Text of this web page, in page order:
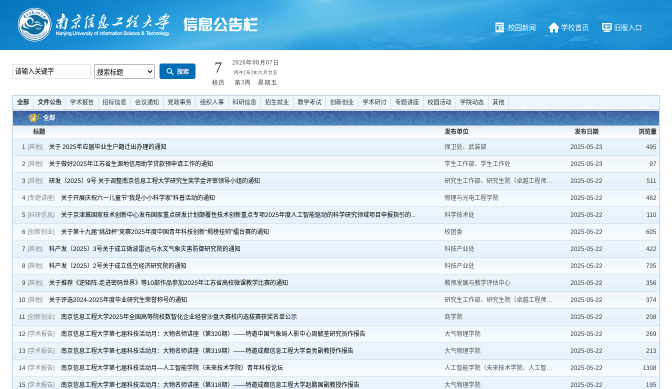
校园新闻 学校首页 旧版入口
全部 文件公告 学术报告 招标信息 会议通知 党政事务 组织人事 科研信息 招生就业 教学考试 创新创业 学术研讨 专题讲座 校园活动 学院动态 其他
全部
标题
发布单位 发布日期 浏览量
1 [其他] 关于 2025年应届毕业生户籍迁出办理的通知 保卫处、武装部 2025-05-23 495
2 [其他] 关于做好2025年江苏省生源地信用助学贷款预申请工作的通知 学生工作部、学生工作处 2025-05-23 97
3 [其他] 研发〔2025〕9号 关于调整南京信息工程大学研究生奖学金评审领导小组的通知 研究生工作部、研究生院（卓越工程师学院） 2025-05-22 511
4 [专题讲座] 关于开展庆祝六一儿童节“我是小小科学家”科普活动的通知 物理与光电工程学院 2025-05-22 462
5 [科研信息] 关于京津冀国家技术创新中心发布国家重点研发计划颠覆性技术创新重点专项2025年度人工智能驱动的科学研究领域项目申报指引的... 科学技术处 2025-05-22 110
6 [创新创业] 关于第十九届“挑战杯”竞赛2025年度中国青年科技创新“揭榜挂帅”擂台赛的通知 校团委 2025-05-22 605
7 [其他] 科产发〔2025〕3号关于成立微波雷达与水文气象灾害防御研究院的通知 科技产业处 2025-05-22 422
8 [其他] 科产发〔2025〕2号关于成立低空经济研究院的通知 科技产业处 2025-05-22 735
9 [其他] 关于推荐《逆矩阵-走进密码世界》等10部作品参加2025年江苏省高校微课教学比赛的通知 教师发展与教学评估中心 2025-05-22 356
10 [其他] 关于评选2024-2025年度毕业研究生荣誉称号的通知 研究生工作部、研究生院（卓越工程师学院） 2025-05-22 374
11 [创新创业] 南京信息工程大学2025年全国高等院校数智化企业经营沙盘大赛校内选拔赛获奖名单公示 商学院 2025-05-22 208
12 [学术报告] 南京信息工程大学第七届科技活动月：大物名师讲座（第320期）——特邀中国气象局人影中心周毓荃研究员作报告 大气物理学院 2025-05-22 269
13 [学术报告] 南京信息工程大学第七届科技活动月：大物名师讲座（第319期）——特邀成都信息工程大学袁亮副教授作报告 大气物理学院 2025-05-22 213
14 [学术报告] 南京信息工程大学第七届科技活动月—人工智能学院（未来技术学院）青年科技论坛 人工智能学院（未来技术学院、人工智能产业学院） 2025-05-22 1308
15 [学术报告] 南京信息工程大学第七届科技活动月：大物名师讲座（第318期）——特邀成都信息工程大学赵鹏国副教授作报告 大气物理学院 2025-05-22 195